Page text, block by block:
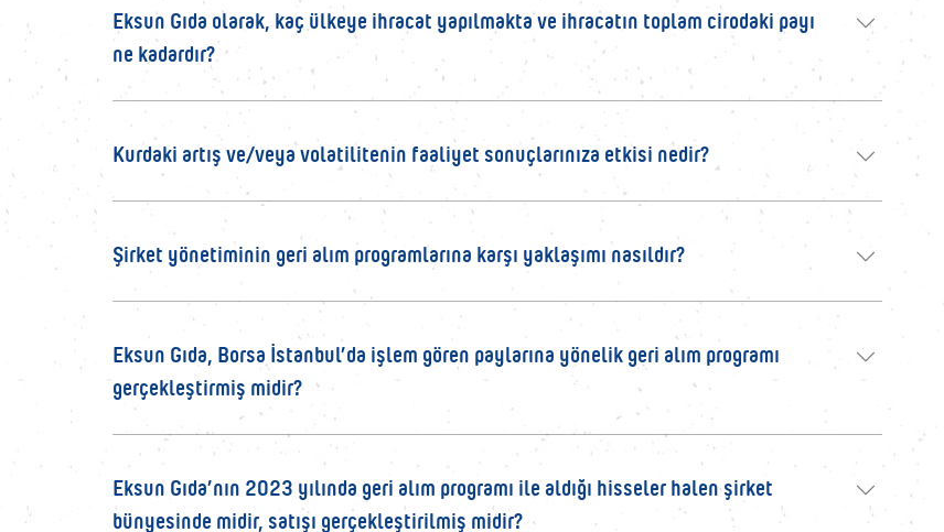
Eksun Gıda olarak, kaç ülkeye ihracat yapılmakta ve ihracatın toplam cirodaki payı
ne kadardır?
Kurdaki artış ve/veya volatilitenin faaliyet sonuçlarınıza etkisi nedir?
Şirket yönetiminin geri alım programlarına karşı yaklaşımı nasıldır?
Eksun Gıda, Borsa İstanbul’da işlem gören paylarına yönelik geri alım programı
gerçekleştirmiş midir?
Eksun Gıda’nın 2023 yılında geri alım programı ile aldığı hisseler halen şirket
bünyesinde midir, satışı gerçekleştirilmiş midir?